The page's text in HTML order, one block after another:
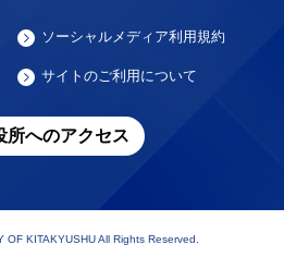
ソーシャルメディア利用規約
サイトのご利用について
所へのアクセス
OF KITAKYUSHU All Rights Reserved.